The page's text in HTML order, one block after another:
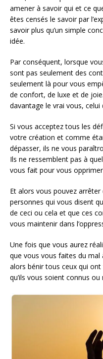
amener à savoir qui et ce
êtes censés le savoir par
savoir plus qu’un simple
idée.
Par conséquent, lorsque
sont pas seulement des
seulement là pour vous
de confort, de luxe et de
davantage le vrai vous, celui
Si vous acceptez tous les
votre création et comme
dépasser, ils ne vous
Ils ne ressemblent pas à
vous fait pour vous
Et alors vous pouvez
personnes qui vous disent
de ceci ou cela et que ces
vous maintenir dans
Une fois que vous aurez
que vous vous faites du
alors bénir tous ceux qui
qu’ils vous soient connus ou